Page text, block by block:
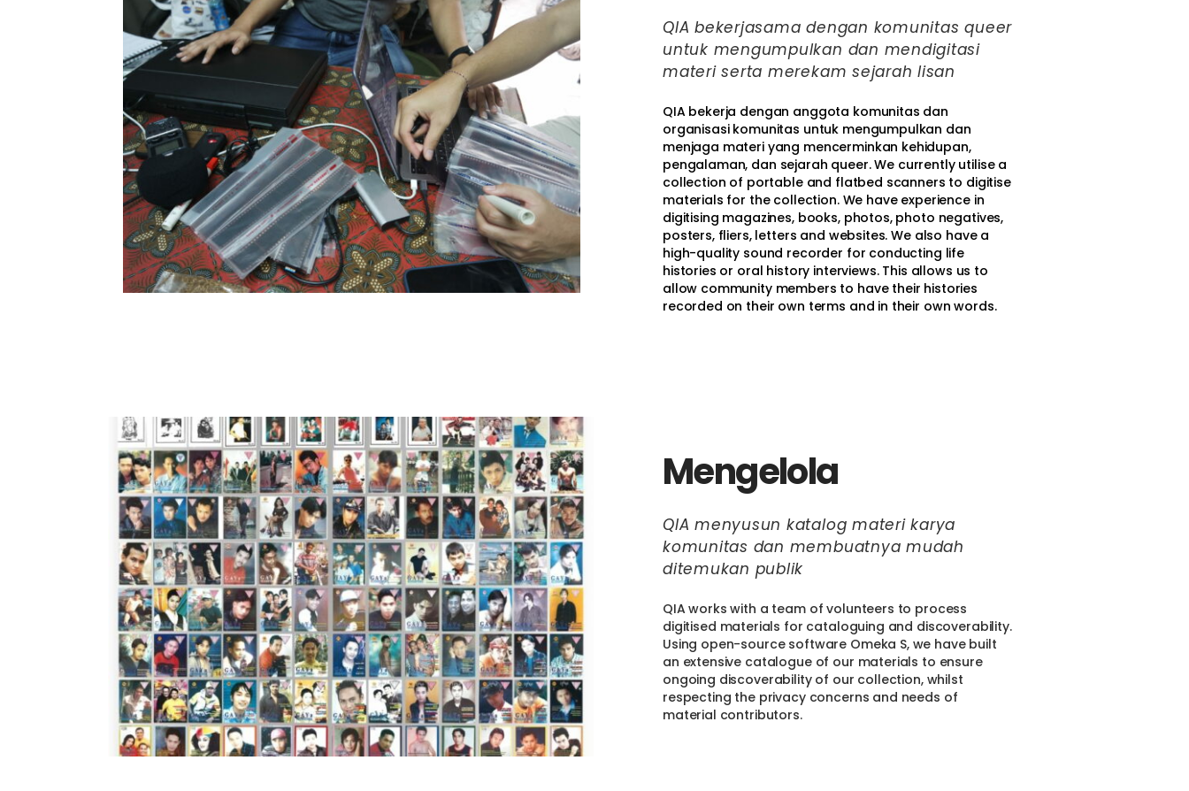
QIA bekerjasama dengan komunitas queer
untuk mengumpulkan dan mendigitasi
materi serta merekam sejarah lisan
QIA bekerja dengan anggota komunitas dan
organisasi komunitas untuk mengumpulkan dan
menjaga materi yang mencerminkan kehidupan,
pengalaman, dan sejarah queer. We currently utilise a
collection of portable and flatbed scanners to digitise
materials for the collection. We have experience in
digitising magazines, books, photos, photo negatives,
posters, fliers, letters and websites. We also have a
high-quality sound recorder for conducting life
histories or oral history interviews. This allows us to
allow community members to have their histories
recorded on their own terms and in their own words.
Mengelola
QIA menyusun katalog materi karya
komunitas dan membuatnya mudah
ditemukan publik
QIA works with a team of volunteers to process
digitised materials for cataloguing and discoverability.
Using open-source software Omeka S, we have built
an extensive catalogue of our materials to ensure
ongoing discoverability of our collection, whilst
respecting the privacy concerns and needs of
material contributors.